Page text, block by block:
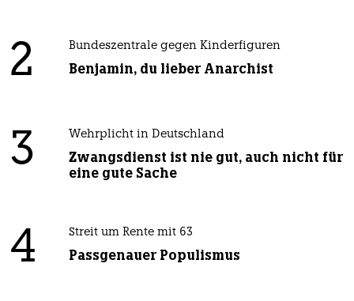
2 Bundeszentrale gegen Kinderfiguren
Benjamin, du lieber Anarchist
3 Wehrplicht in Deutschland
Zwangsdienst ist nie gut, auch nicht für
eine gute Sache
4 Streit um Rente mit 63
Passgenauer Populismus